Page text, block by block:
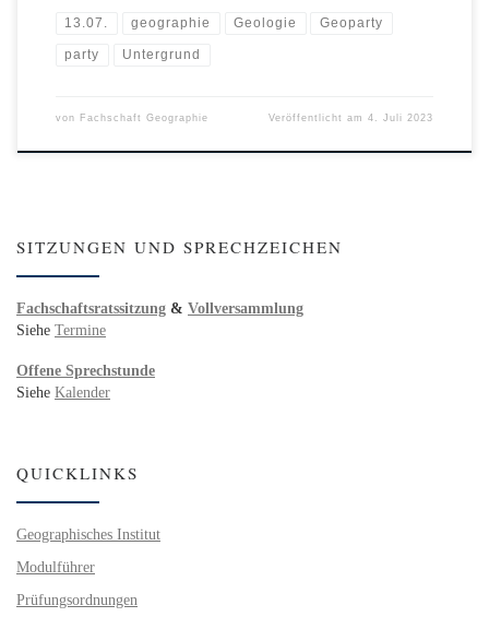
13.07. geographie Geologie Geoparty
party Untergrund
von Fachschaft Geographie Veröffentlicht am4. Juli 2023
SITZUNGEN UND SPRECHZEICHEN
Fachschaftsratssitzung & Vollversammlung
Siehe Termine
Offene Sprechstunde
Siehe Kalender
QUICKLINKS
Geographisches Institut
Modulführer
Prüfungsordnungen